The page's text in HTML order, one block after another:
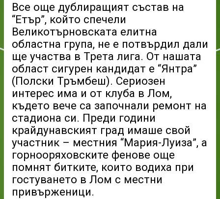
Все още дублиращият състав на
“Етър”, който спечели
Великотърновската елитна
областна група, не е потвърдил дали
ще участва в Трета лига. От нашата
област сигурен кандидат е “Янтра”
(Полски Тръмбеш). Сериозен
интерес има и от клуба в Лом,
където вече са започнали ремонт на
стадиона си. Преди години
крайдунавският град имаше свой
участник – местния “Мария-Луиза”, а
горнооряховските фенове още
помнят битките, които водиха при
гостуването в Лом с местни
привърженици.